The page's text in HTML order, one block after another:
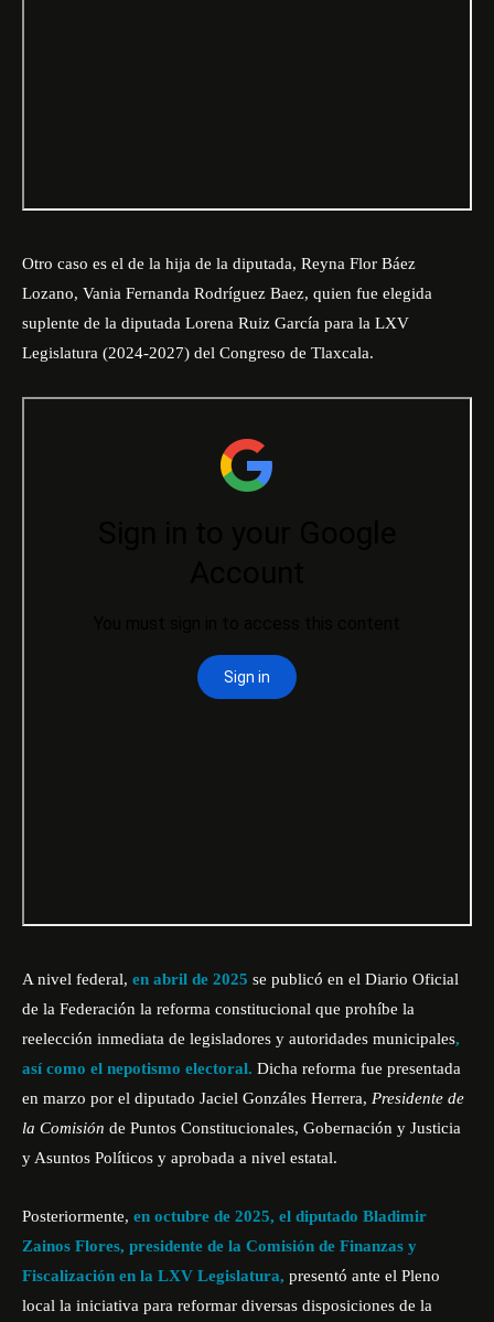
Otro caso es el de la hija de la diputada, Reyna Flor Báez
Lozano, Vania Fernanda Rodríguez Baez, quien fue elegida
suplente de la diputada Lorena Ruiz García para la LXV
Legislatura (2024-2027) del Congreso de Tlaxcala.
A nivel federal, en abril de 2025 se publicó en el Diario Oficial
de la Federación la reforma constitucional que prohíbe la
reelección inmediata de legisladores y autoridades municipales,
así como el nepotismo electoral. Dicha reforma fue presentada
en marzo por el diputado Jaciel Gonzáles Herrera, Presidente de
la Comisión de Puntos Constitucionales, Gobernación y Justicia
y Asuntos Políticos y aprobada a nivel estatal.
Posteriormente, en octubre de 2025, el diputado Bladimir
Zainos Flores, presidente de la Comisión de Finanzas y
Fiscalización en la LXV Legislatura, presentó ante el Pleno
local la iniciativa para reformar diversas disposiciones de la